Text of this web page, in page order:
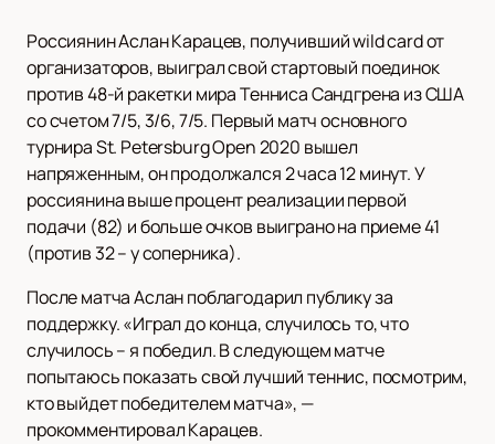
Россиянин Аслан Карацев, получивший wild card от
организаторов, выиграл свой стартовый поединок
против 48-й ракетки мира Тенниса Сандгрена из США
со счетом 7/5, 3/6, 7/5. Первый матч основного
турнира St. Petersburg Open 2020 вышел
напряженным, он продолжался 2 часа 12 минут. У
россиянина выше процент реализации первой
подачи (82) и больше очков выиграно на приеме 41
(против 32 – у соперника).
После матча Аслан поблагодарил публику за
поддержку. «Играл до конца, случилось то, что
случилось – я победил. В следующем матче
попытаюсь показать свой лучший теннис, посмотрим,
кто выйдет победителем матча», —
прокомментировал Карацев.